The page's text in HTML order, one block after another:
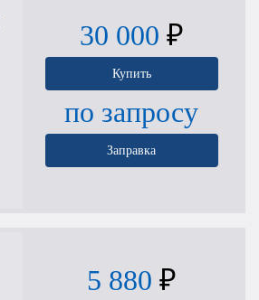
30 000 ₽
Купить
по запросу
Заправка
5 880 ₽